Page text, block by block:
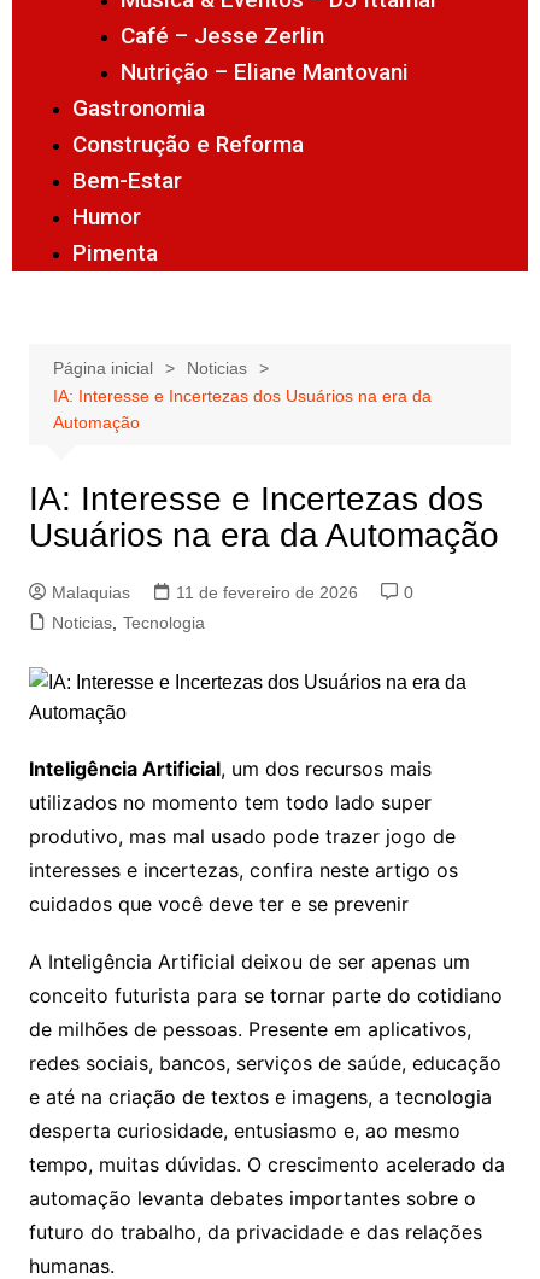
Café – Jesse Zerlin
Nutrição – Eliane Mantovani
Gastronomia
Construção e Reforma
Bem-Estar
Humor
Pimenta
Página inicial
Noticias
IA: Interesse e Incertezas dos Usuários na era da
Automação
IA: Interesse e Incertezas dos
Usuários na era da Automação
Malaquias 11 de fevereiro de 2026
0
Noticias, Tecnologia
Inteligência Artificial, um dos recursos mais
utilizados no momento tem todo lado super
produtivo, mas mal usado pode trazer jogo de
interesses e incertezas, confira neste artigo os
cuidados que você deve ter e se prevenir
A Inteligência Artificial deixou de ser apenas um
conceito futurista para se tornar parte do cotidiano
de milhões de pessoas. Presente em aplicativos,
redes sociais, bancos, serviços de saúde, educação
e até na criação de textos e imagens, a tecnologia
desperta curiosidade, entusiasmo e, ao mesmo
tempo, muitas dúvidas. O crescimento acelerado da
automação levanta debates importantes sobre o
futuro do trabalho, da privacidade e das relações
humanas.